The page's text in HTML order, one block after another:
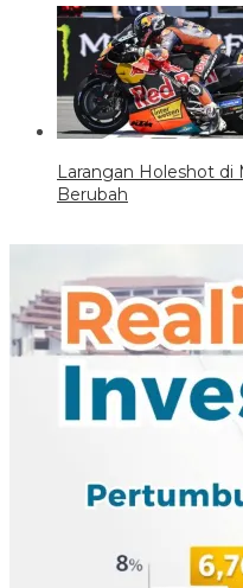
Larangan Holeshot di
Berubah